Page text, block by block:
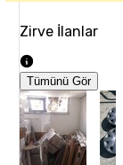
Zirve İlanlar
Tümünü Gör